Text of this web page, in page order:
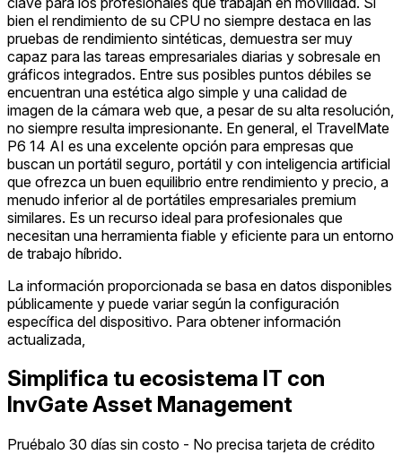
bien el rendimiento de su CPU no siempre destaca en las
pruebas de rendimiento sintéticas, demuestra ser muy
capaz para las tareas empresariales diarias y sobresale en
gráficos integrados. Entre sus posibles puntos débiles se
encuentran una estética algo simple y una calidad de
imagen de la cámara web que, a pesar de su alta resolución,
no siempre resulta impresionante. En general, el TravelMate
P6 14 AI es una excelente opción para empresas que
buscan un portátil seguro, portátil y con inteligencia artificial
que ofrezca un buen equilibrio entre rendimiento y precio, a
menudo inferior al de portátiles empresariales premium
similares. Es un recurso ideal para profesionales que
necesitan una herramienta fiable y eficiente para un entorno
de trabajo híbrido.
La información proporcionada se basa en datos disponibles
públicamente y puede variar según la configuración
específica del dispositivo. Para obtener información
actualizada,
Simplifica tu ecosistema IT con
InvGate Asset Management
Pruébalo 30 días sin costo - No precisa tarjeta de crédito